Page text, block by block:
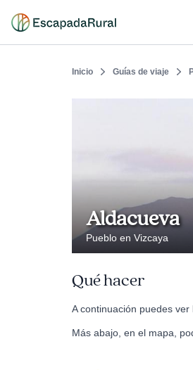
Inicio Guías de viaje
Aldacueva
Pueblo en Vizcaya
Qué hacer
A continuación puedes
Más abajo, en el mapa,